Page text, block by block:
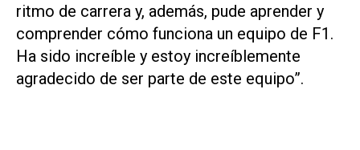
ritmo de carrera y, además, pude aprender y
comprender cómo funciona un equipo de F1.
Ha sido increíble y estoy increíblemente
agradecido de ser parte de este equipo”.